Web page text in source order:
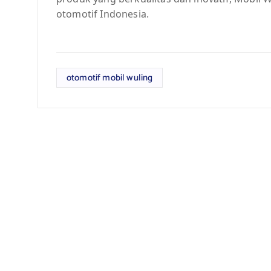
otomotif Indonesia.
otomotif mobil wuling